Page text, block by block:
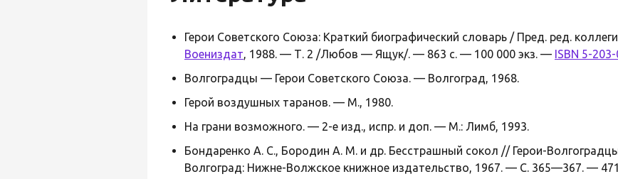
Герои Советского Союза: Краткий биографический словарь / Пред. ред.
Воениздат, 1988. — Т. 2 /Любов — Ящук/. — 863 с. — 100 000 экз. — ISBN 5-
Волгоградцы — Герои Советского Союза. — Волгоград, 1968.
Герой воздушных таранов. — М., 1980.
На грани возможного. — 2-е изд., испр. и доп. — М.: Лимб, 1993.
Бондаренко А. С., Бородин А. М. и др. Бесстрашный сокол // Герои-
Волгоград: Нижне-Волжское книжное издательство, 1967. — С. 365—367. —